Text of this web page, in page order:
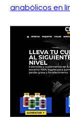
anabólicos en